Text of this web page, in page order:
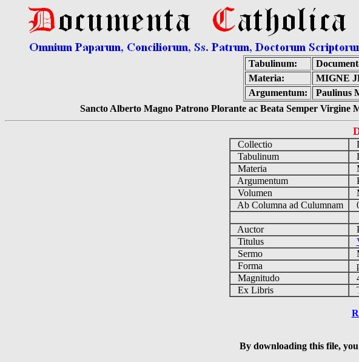
Tabulinum:
Materia:
MIGNE
Argumentum:
Paulinus
Sancto Alberto Magno Patrono Plorante ac Beata Semper Virgine
Collectio
Tabulinum
Materia
Argumentum
Volumen
Ab Columna ad Culumnam
Auctor
Titulus
Sermo
Forma
Magnitudo
Ex Libris
By downloading this file,